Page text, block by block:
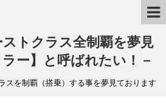
トクラス全制覇を夢見
ー】と呼ばれたい！－
スを制覇（搭乗）する事を夢見ております